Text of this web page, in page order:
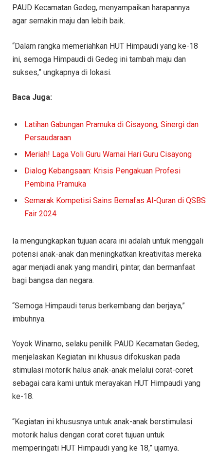
PAUD Kecamatan Gedeg, menyampaikan harapannya
agar semakin maju dan lebih baik.
“Dalam rangka memeriahkan HUT Himpaudi yang ke-18
ini, semoga Himpaudi di Gedeg ini tambah maju dan
sukses,” ungkapnya di lokasi.
Baca Juga:
Latihan Gabungan Pramuka di Cisayong, Sinergi dan
Persaudaraan
Meriah! Laga Voli Guru Warnai Hari Guru Cisayong
Dialog Kebangsaan: Krisis Pengakuan Profesi
Pembina Pramuka
Semarak Kompetisi Sains Bernafas Al-Quran di QSBS
Fair 2024
Ia mengungkapkan tujuan acara ini adalah untuk menggali
potensi anak-anak dan meningkatkan kreativitas mereka
agar menjadi anak yang mandiri, pintar, dan bermanfaat
bagi bangsa dan negara.
“Semoga Himpaudi terus berkembang dan berjaya,”
imbuhnya.
Yoyok Winarno, selaku penilik PAUD Kecamatan Gedeg,
menjelaskan Kegiatan ini khusus difokuskan pada
stimulasi motorik halus anak-anak melalui corat-coret
sebagai cara kami untuk merayakan HUT Himpaudi yang
ke-18.
“Kegiatan ini khususnya untuk anak-anak berstimulasi
motorik halus dengan corat coret tujuan untuk
memperingati HUT Himpaudi yang ke 18,” ujarnya.